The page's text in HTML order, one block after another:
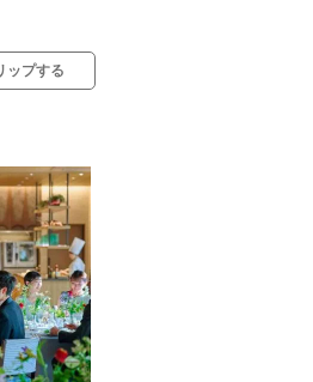
前式
ップする